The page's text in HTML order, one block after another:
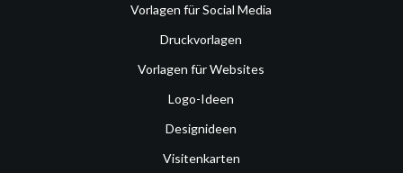
Vorlagen für Social Media
Druckvorlagen
Vorlagen für Websites
Logo-Ideen
Designideen
Visitenkarten